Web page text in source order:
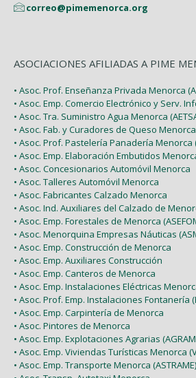
correo@pimemenorca.org
ASOCIACIONES AFILIADAS A PIME
• Asoc. Prof. Enseñanza Privada Menorca
• Asoc. Emp. Comercio Electrónico y Serv.
• Asoc. Tra. Suministro Agua Menorca
• Asoc. Fab. y Curadores de Queso Menorca
• Asoc. Prof. Pastelería Panadería Menorca
• Asoc. Emp. Elaboración Embutidos
• Asoc. Concesionarios Automóvil Menorca
• Asoc. Talleres Automóvil Menorca
• Asoc. Fabricantes Calzado Menorca
• Asoc. Ind. Auxiliares del Calzado de
• Asoc. Emp. Forestales de Menorca
• Asoc. Menorquina Empresas Náuticas
• Asoc. Emp. Construcción de Menorca
• Asoc. Emp. Auxiliares Construcción
• Asoc. Emp. Canteros de Menorca
• Asoc. Emp. Instalaciones Eléctricas
• Asoc. Prof. Emp. Instalaciones Fontanería
• Asoc. Emp. Carpintería de Menorca
• Asoc. Pintores de Menorca
• Asoc. Emp. Explotaciones Agrarias
• Asoc. Emp. Viviendas Turísticas Menorca
• Asoc. Emp. Transporte Menorca (ASTRAME)